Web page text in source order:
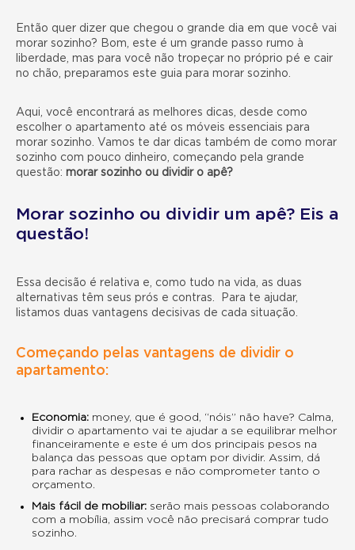
Então quer dizer que chegou o grande dia em que você vai
morar sozinho? Bom, este é um grande passo rumo à
liberdade, mas para você não tropeçar no próprio pé e cair
no chão, preparamos este guia para morar sozinho.
Aqui, você encontrará as melhores dicas, desde como
escolher o apartamento até os móveis essenciais para
morar sozinho. Vamos te dar dicas também de como morar
sozinho com pouco dinheiro, começando pela grande
questão: morar sozinho ou dividir o apê?
Morar sozinho ou dividir um apê? Eis a
questão!
Essa decisão é relativa e, como tudo na vida, as duas
alternativas têm seus prós e contras. Para te ajudar,
listamos duas vantagens decisivas de cada situação.
Começando pelas vantagens de dividir o
apartamento:
Economia: money, que é good, “nóis” não have? Calma,
dividir o apartamento vai te ajudar a se equilibrar melhor
financeiramente e este é um dos principais pesos na
balança das pessoas que optam por dividir. Assim, dá
para rachar as despesas e não comprometer tanto o
orçamento.
Mais fácil de mobiliar: serão mais pessoas colaborando
com a mobília, assim você não precisará comprar tudo
sozinho.